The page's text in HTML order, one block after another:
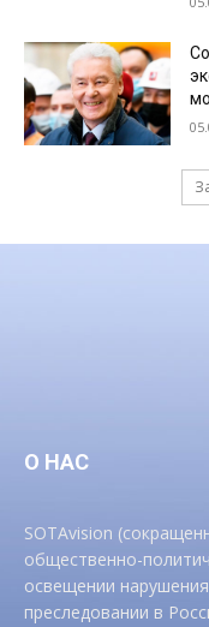
О НАС
SOTAvision
общественно-
освещении
преследовании в